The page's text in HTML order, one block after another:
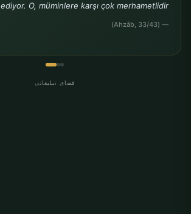
ediyor. O, müminlere karşı çok merhametlidir."
— (Ahzâb, 33/43)
فضای تبلیغاتی